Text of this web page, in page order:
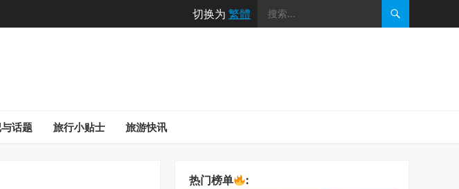
切换为 繁體
话题 旅行小贴士 旅游快讯
热门榜单 :